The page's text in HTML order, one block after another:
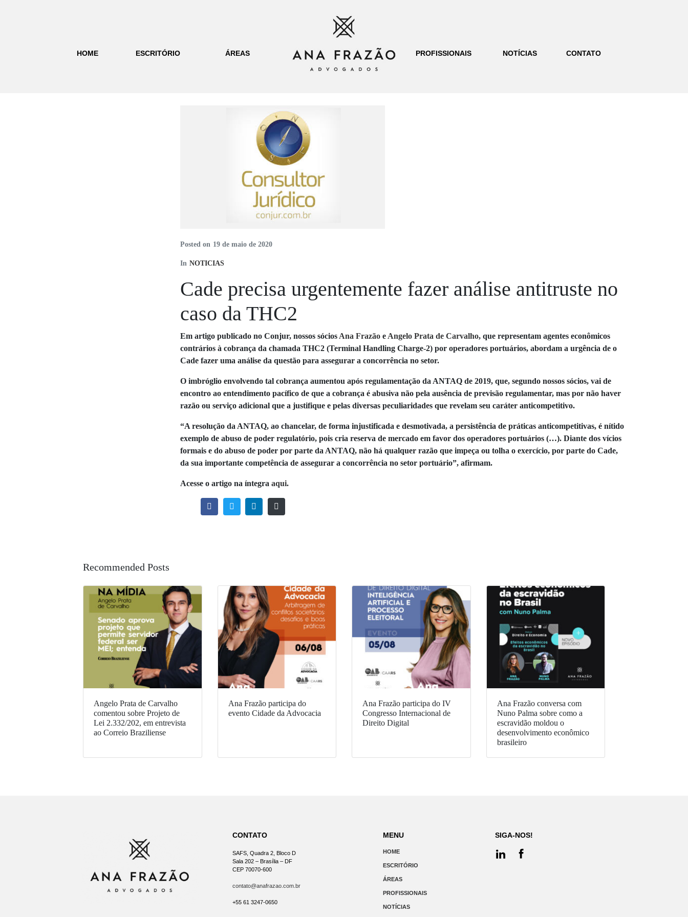
HOME ESCRITÓRIO ÁREAS PROFISSIONAIS NOTÍCIAS CONTATO
Posted on 19 de maio de 2020
In NOTICIAS
Cade precisa urgentemente fazer análise antitruste no
caso da THC2
Em artigo publicado no Conjur, nossos sócios Ana Frazão e Angelo Prata de Carvalho, que representam agentes econômicos
contrários à cobrança da chamada THC2 (Terminal Handling Charge-2) por operadores portuários, abordam a urgência de o
Cade fazer uma análise da questão para assegurar a concorrência no setor.
O imbróglio envolvendo tal cobrança aumentou após regulamentação da ANTAQ de 2019, que, segundo nossos sócios, vai de
encontro ao entendimento pacífico de que a cobrança é abusiva não pela ausência de previsão regulamentar, mas por não haver
razão ou serviço adicional que a justifique e pelas diversas peculiaridades que revelam seu caráter anticompetitivo.
“A resolução da ANTAQ, ao chancelar, de forma injustificada e desmotivada, a persistência de práticas anticompetitivas, é nítido
exemplo de abuso de poder regulatório, pois cria reserva de mercado em favor dos operadores portuários (…). Diante dos vícios
formais e do abuso de poder por parte da ANTAQ, não há qualquer razão que impeça ou tolha o exercício, por parte do Cade,
da sua importante competência de assegurar a concorrência no setor portuário”, afirmam.
Acesse o artigo na íntegra aqui.
Recommended Posts
Angelo Prata de Carvalho
comentou sobre Projeto de
Lei 2.332/202, em entrevista
ao Correio Braziliense
Ana Frazão participa do
evento Cidade da Advocacia
Ana Frazão participa do IV
Congresso Internacional de
Direito Digital
Ana Frazão conversa com
Nuno Palma sobre como a
escravidão moldou o
desenvolvimento econômico
brasileiro
CONTATO
SAFS, Quadra 2, Bloco D
Sala 202 – Brasília – DF
CEP 70070-600
contato@anafrazao.com.br
+55 61 3247-0650
MENU
HOME
ESCRITÓRIO
ÁREAS
PROFISSIONAIS
NOTÍCIAS
SIGA-NOS!